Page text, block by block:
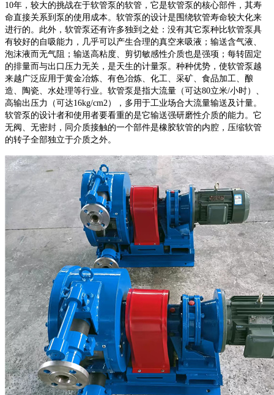
10年，较大的挑战在于软管泵的软管，它是软管泵的核心部件，其寿
命直接关系到泵的使用成本。软管泵的设计是围绕软管寿命较大化来
进行的。此外，软管泵还有许多独到之处：没有其它泵种比软管泵具
有较好的自吸能力，几乎可以产生合理的真空来吸液；输送含气液、
泡沫液而无气阻；输送高粘度、剪切敏感性介质也是强项；每转固定
的排量而与出口压力无关，是天生的计量泵。种种优势，使软管泵越
来越广泛应用于黄金冶炼、有色冶炼、化工、采矿、食品加工、酿
造、陶瓷、水处理等行业。软管泵是指大流量（可达80立米/小时）、
高输出压力（可达16kg/cm2），多用于工业场合大流量输送及计量。
软管泵的设计者和使用者要看重的是它输送强研磨性介质的能力。它
无阀、无密封，同介质接触的一个部件是橡胶软管的内腔，压缩软管
的转子全部独立于介质之外。